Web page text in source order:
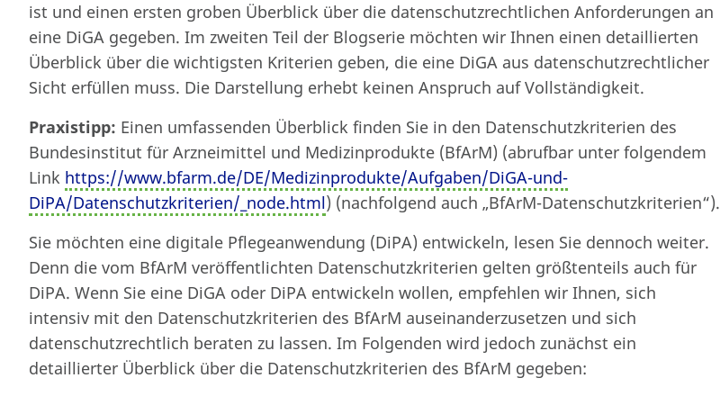
ist und einen ersten groben Überblick über die datenschutzrechtlichen Anforderungen an
eine DiGA gegeben. Im zweiten Teil der Blogserie möchten wir Ihnen einen detaillierten
Überblick über die wichtigsten Kriterien geben, die eine DiGA aus datenschutzrechtlicher
Sicht erfüllen muss. Die Darstellung erhebt keinen Anspruch auf Vollständigkeit.
Praxistipp: Einen umfassenden Überblick finden Sie in den Datenschutzkriterien des
Bundesinstitut für Arzneimittel und Medizinprodukte (BfArM) (abrufbar unter folgendem
Link https://www.bfarm.de/DE/Medizinprodukte/Aufgaben/DiGA-und-
DiPA/Datenschutzkriterien/_node.html) (nachfolgend auch „BfArM-Datenschutzkriterien“).
Sie möchten eine digitale Pflegeanwendung (DiPA) entwickeln, lesen Sie dennoch weiter.
Denn die vom BfArM veröffentlichten Datenschutzkriterien gelten größtenteils auch für
DiPA. Wenn Sie eine DiGA oder DiPA entwickeln wollen, empfehlen wir Ihnen, sich
intensiv mit den Datenschutzkriterien des BfArM auseinanderzusetzen und sich
datenschutzrechtlich beraten zu lassen. Im Folgenden wird jedoch zunächst ein
detaillierter Überblick über die Datenschutzkriterien des BfArM gegeben: